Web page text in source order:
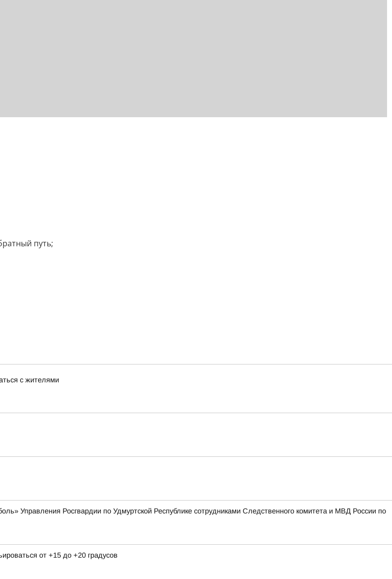
путь;
с жителями
Управления Росгвардии по Удмуртской Республике сотрудниками Следственного комитета и МВД России по
от +15 до +20 градусов